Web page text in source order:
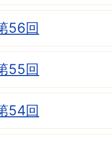
56回
55回
54回